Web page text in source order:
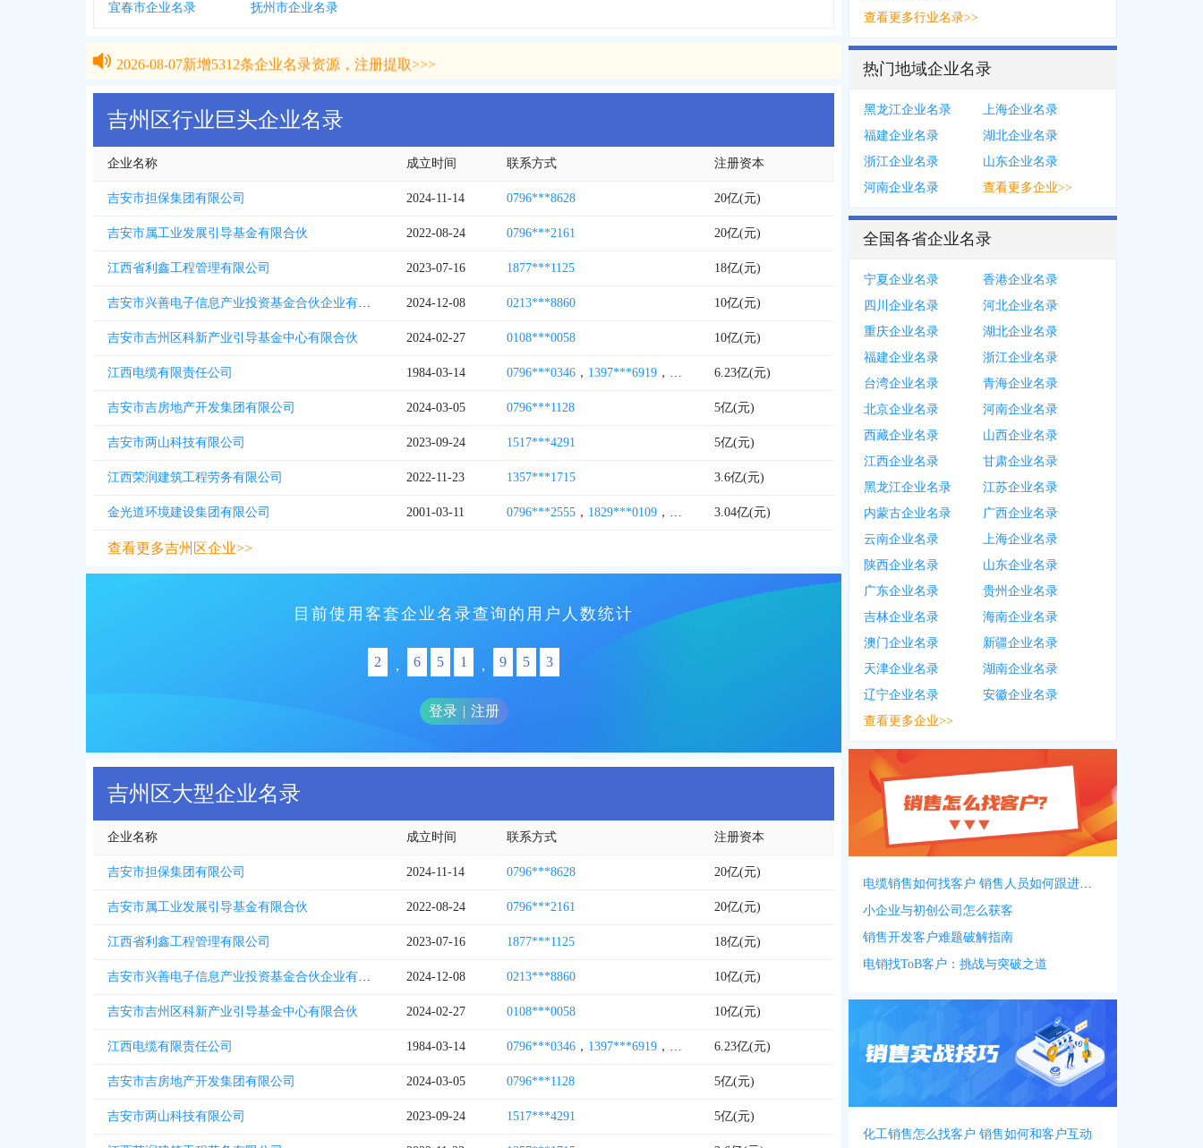
宜春市企业名录
抚州市企业名录
吉州区行业巨头企业名录
企业名称 成立时间 联系方式 注册资本
吉安市担保集团有限公司 2024-11-14 0796***8628 20亿(元)
吉安市属工业发展引导基金有限合伙 2022-08-24 0796***2161 20亿(元)
江西省利鑫工程管理有限公司 2023-07-16 1877***1125 18亿(元)
吉安市兴善电子信息产业投资基金合伙企业有限合伙 2024-12-08 0213***8860 10亿(元)
吉安市吉州区科新产业引导基金中心有限合伙 2024-02-27 0108***0058 10亿(元)
江西电缆有限责任公司 1984-03-14 0796***0346 ， 1397***6919 ， 0796***0079，1517***0151
6.23亿(元)
吉安市吉房地产开发集团有限公司 2024-03-05 0796***1128 5亿(元)
吉安市两山科技有限公司 2023-09-24 1517***4291 5亿(元)
江西荣润建筑工程劳务有限公司 2022-11-23 1357***1715 3.6亿(元)
金光道环境建设集团有限公司 2001-03-11 0796***2555 ， 1829***0109 ， 0796***95773.04亿(元)
查看更多吉州区企业>>
目前使用客套企业名录查询的用户人数统计
2 , 6 5 1 , 9 5 3
登录 | 注册
吉州区大型企业名录
企业名称 成立时间 联系方式 注册资本
吉安市担保集团有限公司 2024-11-14 0796***8628 20亿(元)
吉安市属工业发展引导基金有限合伙 2022-08-24 0796***2161 20亿(元)
江西省利鑫工程管理有限公司 2023-07-16 1877***1125 18亿(元)
吉安市兴善电子信息产业投资基金合伙企业有限合伙 2024-12-08 0213***8860 10亿(元)
吉安市吉州区科新产业引导基金中心有限合伙 2024-02-27 0108***0058 10亿(元)
江西电缆有限责任公司 1984-03-14 0796***0346 ， 1397***6919 ， 0796***0079，1517***0151 0796***0116，1517***1298，0311****6658，0796***0187
6.23亿(元)
吉安市吉房地产开发集团有限公司 2024-03-05 0796***1128 5亿(元)
吉安市两山科技有限公司 2023-09-24 1517***4291 5亿(元)
查看更多行业名录>>
热门地域企业名录
黑龙江企业名录
上海企业名录
福建企业名录
湖北企业名录
浙江企业名录
山东企业名录
河南企业名录
查看更多企业>>
全国各省企业名录
宁夏企业名录
香港企业名录
四川企业名录
河北企业名录
重庆企业名录
湖北企业名录
福建企业名录
浙江企业名录
台湾企业名录
青海企业名录
北京企业名录
河南企业名录
西藏企业名录
山西企业名录
江西企业名录
甘肃企业名录
黑龙江企业名录
江苏企业名录
内蒙古企业名录
广西企业名录
云南企业名录
上海企业名录
陕西企业名录
山东企业名录
广东企业名录
贵州企业名录
吉林企业名录
海南企业名录
澳门企业名录
新疆企业名录
天津企业名录
湖南企业名录
辽宁企业名录
安徽企业名录
查看更多企业>>
电缆销售如何找客户 销售人员如何跟进客户
小企业与初创公司怎么获客
销售开发客户难题破解指南
电销找ToB客户：挑战与突破之道
化工销售怎么找客户 销售如何和客户互动